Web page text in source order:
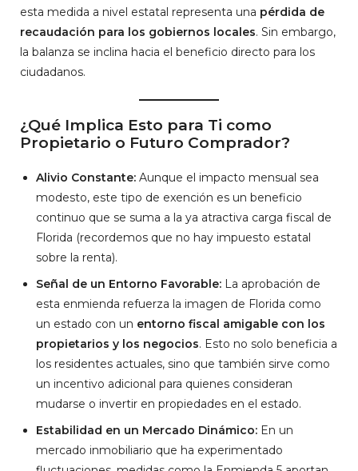
esta medida a nivel estatal representa una pérdida de
recaudación para los gobiernos locales. Sin embargo,
la balanza se inclina hacia el beneficio directo para los
ciudadanos.
¿Qué Implica Esto para Ti como
Propietario o Futuro Comprador?
Alivio Constante: Aunque el impacto mensual sea
modesto, este tipo de exención es un beneficio
continuo que se suma a la ya atractiva carga fiscal de
Florida (recordemos que no hay impuesto estatal
sobre la renta).
Señal de un Entorno Favorable: La aprobación de
esta enmienda refuerza la imagen de Florida como
un estado con un entorno fiscal amigable con los
propietarios y los negocios. Esto no solo beneficia a
los residentes actuales, sino que también sirve como
un incentivo adicional para quienes consideran
mudarse o invertir en propiedades en el estado.
Estabilidad en un Mercado Dinámico: En un
mercado inmobiliario que ha experimentado